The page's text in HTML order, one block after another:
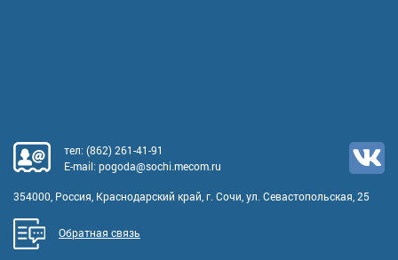
тел: (862) 261-41-91
E-mail: pogoda@sochi.mecom.ru
354000, Россия, Краснодарский край, г. Сочи, ул. Севастопольская, 25
Обратная связь